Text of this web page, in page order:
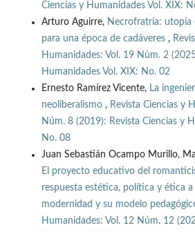
Ciencias y Humanidades Vol. XIX:
Arturo Aguirre, Necrofratría: utopía
para una época de cadáveres ,
Humanidades: Vol. 19 Núm. 2
Humanidades Vol. XIX: No. 02
Ernesto Ramírez Vicente, La
neoliberalismo , Revista Ciencias y
Núm. 8 (2019): Revista Ciencias y
No. 08
Juan Sebastián Ocampo Murillo,
El proyecto educativo del
respuesta estética, política y ética
modernidad y su modelo
Humanidades: Vol. 12 Núm. 12